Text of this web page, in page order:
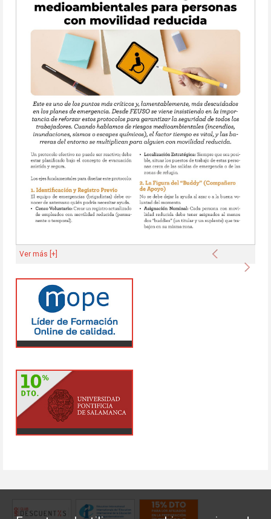
Anterior
Ver más [+]